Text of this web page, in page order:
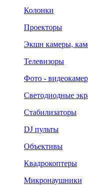
Колонки
Проекторы
Экшн камеры,
Телевизоры
Фото -
Светодиодные
Стабилизаторы
DJ пульты
Объективы
Квадрокоптеры
Микронаушники